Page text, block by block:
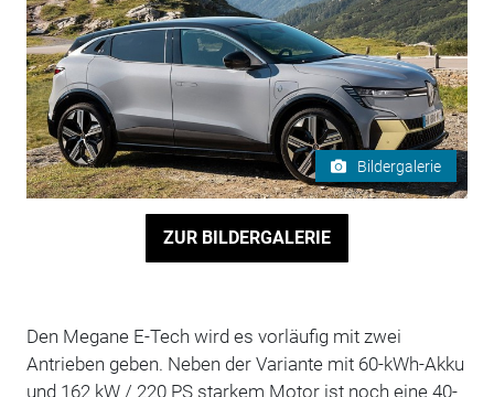
Bildergalerie
ZUR BILDERGALERIE
Den Megane E-Tech wird es vorläufig mit zwei
Antrieben geben. Neben der Variante mit 60-kWh-Akku
und 162 kW / 220 PS starkem Motor ist noch eine 40-